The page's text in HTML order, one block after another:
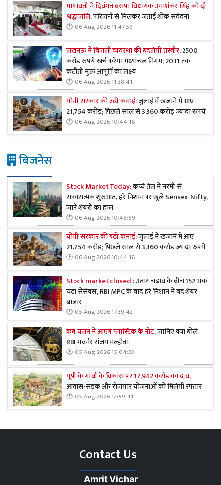
मायावती ने दिवंगत बसपा विधायक उमाशंकर सिंह को दी
श्रद्धांजलि,परिजनों से मिलकर जताई शोक संवेदना
06 Aug 2026 11:47:59
लखनऊ में बिजली व्यवस्था की बदलेगी तस्वीर,2500
करोड़ रुपये खर्च करेगा मध्यांचल निगम; 2031 तक
कटौती मुक्त आपूर्ति का लक्ष्य
06 Aug 2026 11:38:41
योगी सरकार की बढ़ी कमाई:जुलाई में खजाने में आए
21,754 करोड़; पिछले साल से 3,360 करोड़ ज्यादा रुपये
06 Aug 2026 10:44:16
बिजनेस
Stock Market Today:कच्चे तेल में नरमी से
सकारात्मक शुरुआत, हरे निशान पर खुले Sensex-Nifty,
जानें शेयरों का हाल
06 Aug 2026 10:48:59
योगी सरकार की बढ़ी कमाई:जुलाई में खजाने में आए
21,754 करोड़; पिछले साल से 3,360 करोड़ ज्यादा रुपये
06 Aug 2026 10:44:16
Stock market closed :उतार-चढ़ाव के बीच 152 अंक
चढ़ा सेंसेक्स, RBI MPC के बाद हरे निशान में बंद शेयर
बाजार
05 Aug 2026 17:39:42
कब चलन में आएंगे प्लास्टिक के नोट,जानिए क्या बोले
RBI गवर्नर संजय मल्होत्रा
05 Aug 2026 15:04:33
यूपी के गांवों के विकास पर 17,942 करोड़ का दांव,
आवास-सड़क और रोजगार योजनाओं को मिलेगी रफ्तार
05 Aug 2026 12:59:41
Contact Us
Amrit Vichar